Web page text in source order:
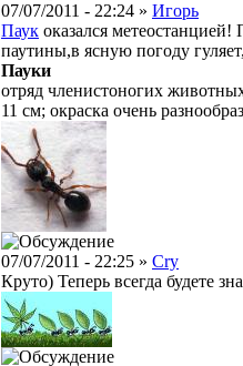
07/07/2011 - 22:24 » Игорь
Паук оказался
паутины,в ясную погоду
Пауки
отряд членистоногих
11 см; окраска очень
07/07/2011 - 22:25 » Cry
Круто) Теперь всегда будете